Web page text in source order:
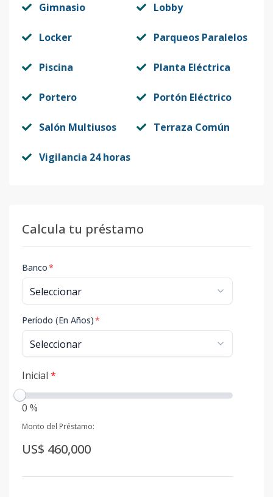
Gimnasio Lobby
Locker Parqueos Paralelos
Piscina Planta Eléctrica
Portero Portón Eléctrico
Salón Multiusos Terraza Común
Vigilancia 24 horas
Calcula tu préstamo
Banco*
Período (En Años)*
Inicial *
0 %
Monto del Préstamo:
US$ 460,000